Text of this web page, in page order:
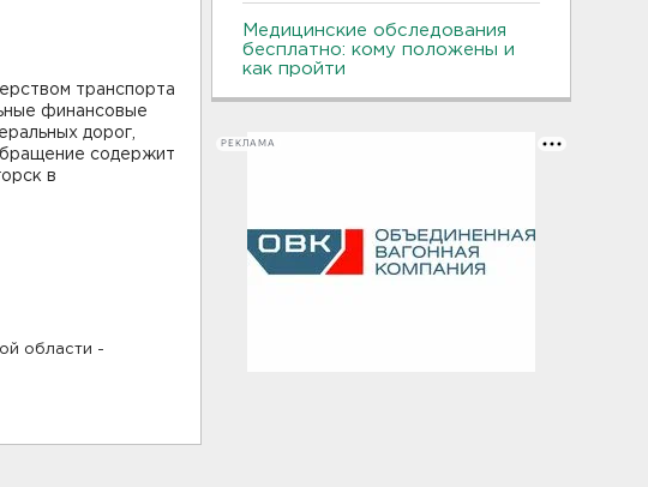
транспорта
финансовые
дорог,
содержит
в
области -
Медицинские обследования
бесплатно: кому положены и
как пройти
РЕКЛАМА